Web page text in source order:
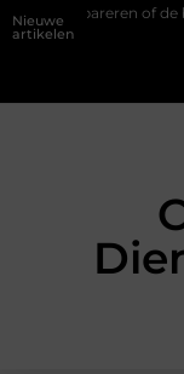
Nieuwe
artikelen
vervangen?